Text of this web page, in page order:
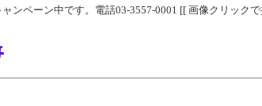
ンペーン中です。電話03-3557-0001 [[ 画像クリックで